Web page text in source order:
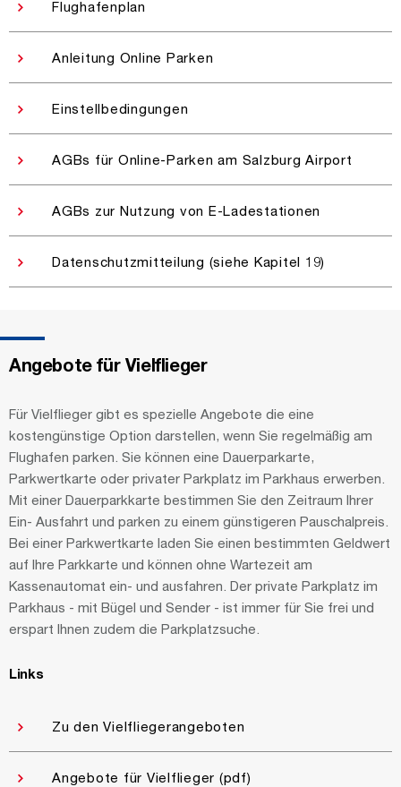
Flughafenplan
Anleitung Online Parken
Einstellbedingungen
AGBs für Online-Parken am Salzburg Airport
AGBs zur Nutzung von E-Ladestationen
Datenschutzmitteilung (siehe Kapitel 19)
Angebote für Vielflieger
Für Vielflieger gibt es spezielle Angebote die eine
kostengünstige Option darstellen, wenn Sie regelmäßig am
Flughafen parken. Sie können eine Dauerparkarte,
Parkwertkarte oder privater Parkplatz im Parkhaus erwerben.
Mit einer Dauerparkkarte bestimmen Sie den Zeitraum Ihrer
Ein- Ausfahrt und parken zu einem günstigeren Pauschalpreis.
Bei einer Parkwertkarte laden Sie einen bestimmten Geldwert
auf Ihre Parkkarte und können ohne Wartezeit am
Kassenautomat ein- und ausfahren. Der private Parkplatz im
Parkhaus - mit Bügel und Sender - ist immer für Sie frei und
erspart Ihnen zudem die Parkplatzsuche.
Links
Zu den Vielfliegerangeboten
Angebote für Vielflieger (pdf)